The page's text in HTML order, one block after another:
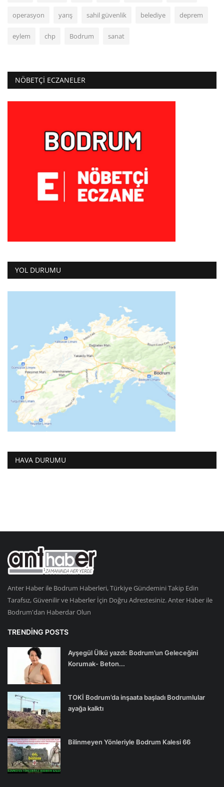
operasyon yarış sahil güvenlik belediye deprem
eylem chp Bodrum sanat
NÖBETÇI ECZANELER
YOL DURUMU
HAVA DURUMU
Anter Haber ile Bodrum Haberleri, Türkiye Gündemini Takip Edin
Tarafsız, Güvenilir ve Haberler İçin Doğru Adrestesiniz. Anter Haber ile
Bodrum'dan Haberdar Olun
TRENDING POSTS
Ayşegül Ülkü yazdı: Bodrum’un Geleceğini
Korumak- Beton...
TOKİ Bodrum’da inşaata başladı Bodrumlular
ayağa kalktı
Bilinmeyen Yönleriyle Bodrum Kalesi 66